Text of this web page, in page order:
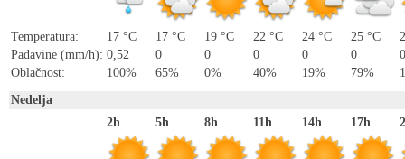
Temperatura:
17 °C
Padavine (mm/h): 0,52
Oblačnost:
100%
17 °C
0
65%
19 °C
0
0%
22 °C
0
40%
24 °C
0
19%
25 °C
0
79%
0
Nedelja
2h
5h 8h 11h 14h 17h